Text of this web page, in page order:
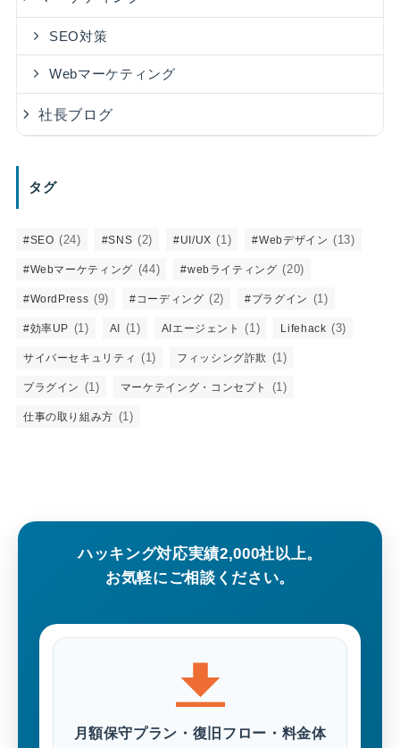
SEO対策
Webマーケティング
社長ブログ
タグ
#SEO (24) #SNS (2) #UI/UX (1) #Webデザイン (13)
#Webマーケティング (44) #webライティング (20)
#WordPress (9) #コーディング (2) #プラグイン (1)
#効率UP (1) AI (1) AIエージェント (1) Lifehack (3)
サイバーセキュリティ (1) フィッシング詐欺 (1)
プラグイン (1) マーケテイング・コンセプト (1)
仕事の取り組み方 (1)
ハッキング対応実績2,000社以上。
お気軽にご相談ください。
月額保守プラン・復旧フロー・料金体